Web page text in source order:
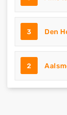
3 Den
2